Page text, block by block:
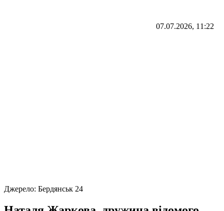
07.07.2026, 11:22
Джерело: Бердянськ 24